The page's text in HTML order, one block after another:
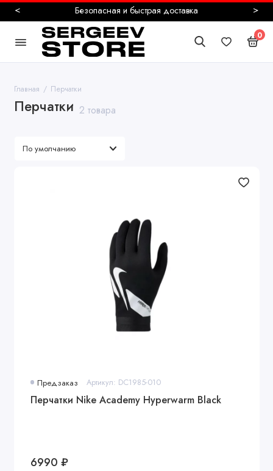
Безопасная и быстрая доставка
< >
0
Главная Перчатки
Перчатки 2 товара
Предзаказ Артикул: DC1985-010
Перчатки Nike Academy Hyperwarm Black
6990 ₽